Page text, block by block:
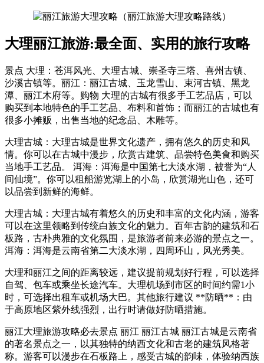
大理丽江旅游:最全面、实用的旅行攻略
景点 大理：苍洱风光、大理古城、崇圣寺三塔、喜州古镇、
沙溪古镇等。丽江：丽江古城、玉龙雪山、束河古镇、黑龙
潭、丽江木府等。购物 大理的古城有很多手工艺品店，可以
购买到本地特色的手工艺品、布料和首饰；而丽江的古城也有
很多小摊贩，出售当地的纪念品、木雕等。
大理古城：大理古城是世界文化遗产，拥有悠久的历史和风
情。你可以在古城中漫步，欣赏古建筑、品尝特色美食和购买
当地手工艺品。 洱海：洱海是中国第七大淡水湖，被誉为“人
间仙境”。你可以租船游览湖上的小岛，欣赏湖光山色，还可
以品尝到新鲜的海鲜。
大理古城：大理古城有着悠久的历史和丰富的文化内涵，游客
可以在这里领略到传统白族文化的魅力。百年古韵的建筑和石
板路，古朴典雅的文化氛围，是旅游者前来必游的景点之一。
洱海：洱海是云南省第二大淡水湖，四周环山，风光秀美。
大理和丽江之间的距离较远，建议提前规划好行程，可以选择
自驾、包车或乘坐长途汽车。大理机场到市区的时间约需1小
时，可选择出租车或机场大巴。其他旅行建议 **防晒**：由
于高原地区紫外线强烈，出行时请做好防晒措施。
丽江大理旅游攻略必去景点 丽江 丽江古城 丽江古城是云南省
的著名景点之一，以其独特的纳西文化和古老的建筑风格著
称。游客可以漫步在石板路上，感受古城的韵味，体验纳西族